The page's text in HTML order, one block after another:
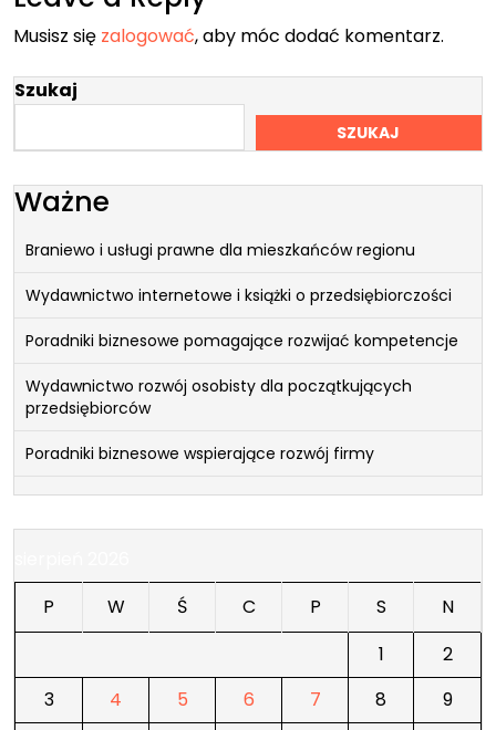
Musisz się zalogować, aby móc dodać komentarz.
Szukaj
SZUKAJ
Ważne
Braniewo i usługi prawne dla mieszkańców regionu
Wydawnictwo internetowe i książki o przedsiębiorczości
Poradniki biznesowe pomagające rozwijać kompetencje
Wydawnictwo rozwój osobisty dla początkujących
przedsiębiorców
Poradniki biznesowe wspierające rozwój firmy
P
W Ś C P S
N
1
2
3
4 5 6 7 8
9